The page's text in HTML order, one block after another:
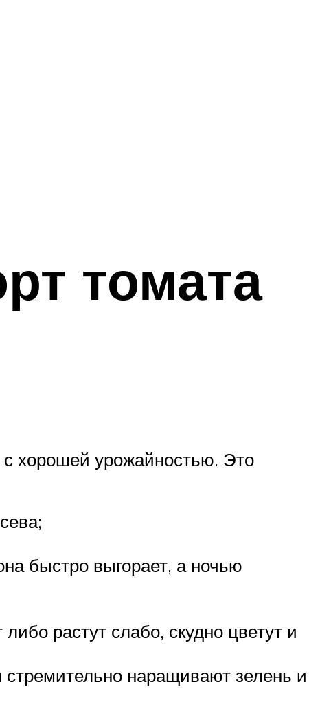
томата
с хорошей урожайностью. Это
быстро выгорает, а ночью
растут слабо, скудно цветут и
наращивают зелень и